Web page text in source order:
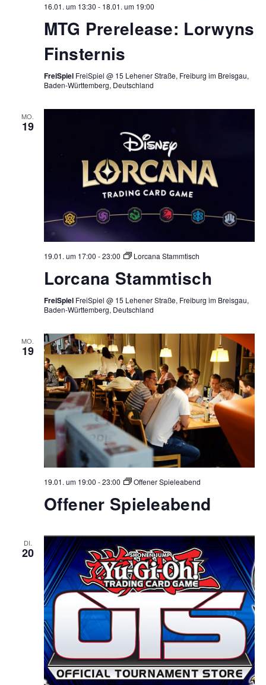
16.01. um 13:30 - 18.01. um 19:00
MTG Prerelease: Lorwyns
Finsternis
FreiSpiel FreiSpiel @ 15 Lehener Straße, Freiburg im Breisgau,
Baden-Württemberg, Deutschland
MO.
19
19.01. um 17:00 -23:00 Lorcana Stammtisch
Lorcana Stammtisch
FreiSpiel FreiSpiel @ 15 Lehener Straße, Freiburg im Breisgau,
Baden-Württemberg, Deutschland
MO.
19
19.01. um 19:00 -23:00 Offener Spieleabend
Offener Spieleabend
DI.
20